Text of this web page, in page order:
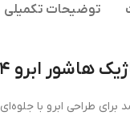
توضیحات تکمیلی
هاشور ابرو ۴ خط کاراکتر
برای طراحی ابرو با